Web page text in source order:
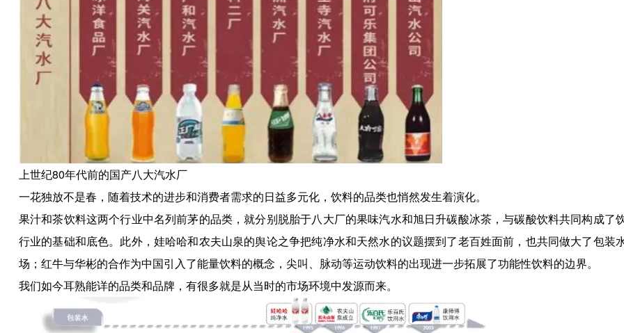
上世纪80年代前的国产八大汽水厂
一花独放不是春，随着技术的进步和消费者需求的日益多元化，饮料的品类也悄然发生着演化。
果汁和茶饮料这两个行业中名列前茅的品类，就分别脱胎于八大厂的果味汽水和旭日升碳酸冰茶，与碳酸饮料共同构成了
行业的基础和底色。此外，娃哈哈和农夫山泉的舆论之争把纯净水和天然水的议题摆到了老百姓面前，也共同做大了包装
场；红牛与华彬的合作为中国引入了能量饮料的概念，尖叫、脉动等运动饮料的出现进一步拓展了功能性饮料的边界。
我们如今耳熟能详的品类和品牌，有很多就是从当时的市场环境中发源而来。